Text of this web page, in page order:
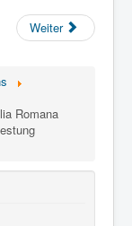
Weiter
Romana